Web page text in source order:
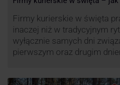
Firmy kurierskie w święta
inaczej niż w tradycyjnym
wyłącznie samych dni
pierwszym oraz drugim